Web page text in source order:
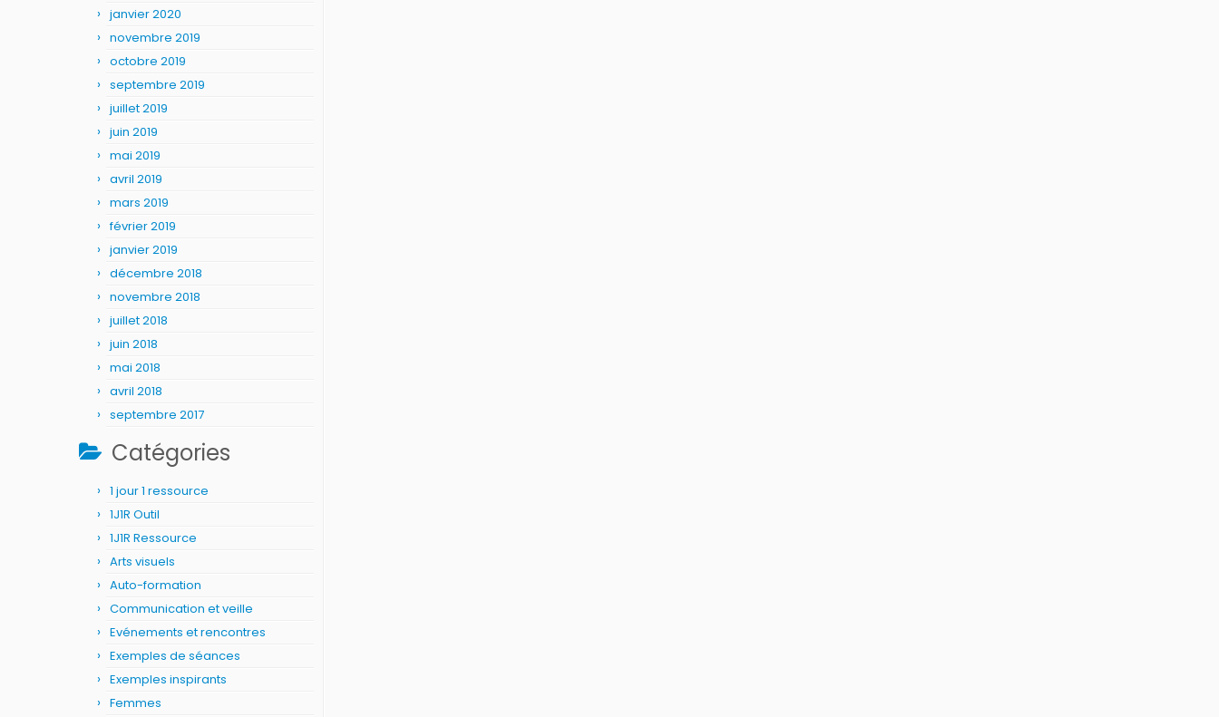
janvier 2020
novembre 2019
octobre 2019
septembre 2019
juillet 2019
juin 2019
mai 2019
avril 2019
mars 2019
février 2019
janvier 2019
décembre 2018
novembre 2018
juillet 2018
juin 2018
mai 2018
avril 2018
septembre 2017
Catégories
1 jour 1 ressource
1J1R Outil
1J1R Ressource
Arts visuels
Auto-formation
Communication et veille
Evénements et rencontres
Exemples de séances
Exemples inspirants
Femmes